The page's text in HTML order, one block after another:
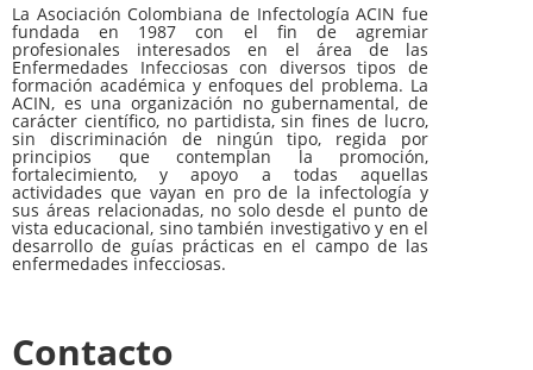
La Asociación Colombiana de Infectología ACIN fue
fundada en 1987 con el fin de agremiar
profesionales interesados en el área de las
Enfermedades Infecciosas con diversos tipos de
formación académica y enfoques del problema. La
ACIN, es una organización no gubernamental, de
carácter científico, no partidista, sin fines de lucro,
sin discriminación de ningún tipo, regida por
principios que contemplan la promoción,
fortalecimiento, y apoyo a todas aquellas
actividades que vayan en pro de la infectología y
sus áreas relacionadas, no solo desde el punto de
vista educacional, sino también investigativo y en el
desarrollo de guías prácticas en el campo de las
enfermedades infecciosas.
Contacto